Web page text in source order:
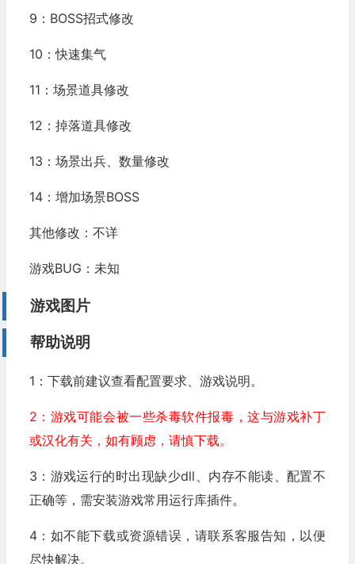
9：BOSS招式修改
10：快速集气
11：场景道具修改
12：掉落道具修改
13：场景出兵、数量修改
14：增加场景BOSS
其他修改：不详
游戏BUG：未知
游戏图片
帮助说明
1：下载前建议查看配置要求、游戏说明。
2：游戏可能会被一些杀毒软件报毒，这与游戏补丁
或汉化有关，如有顾虑，请慎下载。
3：游戏运行的时出现缺少dll、内存不能读、配置不
正确等，需安装游戏常用运行库插件。
4：如不能下载或资源错误，请联系客服告知，以便
尽快解决。